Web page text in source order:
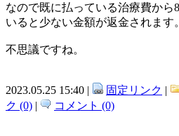
なので既に払っている治療費から
いると少ない金額が返金されます。
不思議ですね。
2023.05.25 15:40 | 固定リンク |
ク (0) | コメント (0)